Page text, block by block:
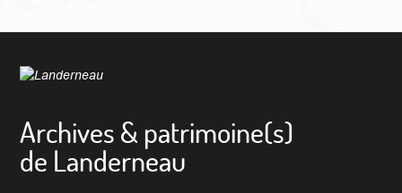
Archives & patrimoine(s)
de Landerneau